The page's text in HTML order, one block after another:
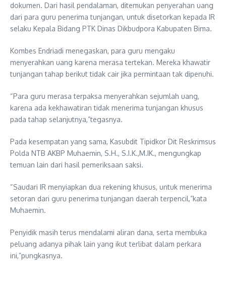
dokumen. Dari hasil pendalaman, ditemukan penyerahan uang
dari para guru penerima tunjangan, untuk disetorkan kepada IR
selaku Kepala Bidang PTK Dinas Dikbudpora Kabupaten Bima.
Kombes Endriadi menegaskan, para guru mengaku
menyerahkan uang karena merasa tertekan. Mereka khawatir
tunjangan tahap berikut tidak cair jika permintaan tak dipenuhi.
“Para guru merasa terpaksa menyerahkan sejumlah uang,
karena ada kekhawatiran tidak menerima tunjangan khusus
pada tahap selanjutnya,”tegasnya.
Pada kesempatan yang sama, Kasubdit Tipidkor Dit Reskrimsus
Polda NTB AKBP Muhaemin, S.H., S.I.K.,M.IK., mengungkap
temuan lain dari hasil pemeriksaan saksi.
“Saudari IR menyiapkan dua rekening khusus, untuk menerima
setoran dari guru penerima tunjangan daerah terpencil,”kata
Muhaemin.
Penyidik masih terus mendalami aliran dana, serta membuka
peluang adanya pihak lain yang ikut terlibat dalam perkara
ini,”pungkasnya.